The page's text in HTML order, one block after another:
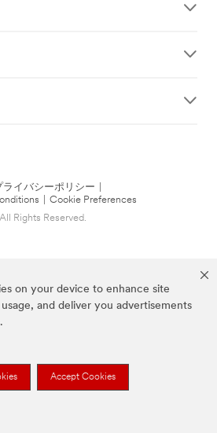
on your device to enhance site
and deliver you advertisements
Accept Cookies
ライバシーポリシー
Cookie Preferences
Rights Reserved.
ているブランドは3M社の商標です。